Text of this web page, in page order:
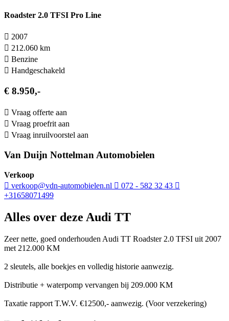
Roadster 2.0 TFSI Pro Line
2007
212.060 km
Benzine
Hand­geschakeld
€ 8.950,-
Vraag offerte aan
Vraag proefrit aan
Vraag inruilvoorstel aan
Van Duijn Nottelman Automobielen
Verkoop
verkoop@vdn-automobielen.nl
072 - 582 32 43
+31658071499
Alles over deze Audi TT
Zeer nette, goed onderhouden Audi TT Roadster 2.0 TFSI uit 2007
met 212.000 KM
2 sleutels, alle boekjes en volledig historie aanwezig.
Distributie + waterpomp vervangen bij 209.000 KM
Taxatie rapport T.W.V. €12500,- aanwezig. (Voor verzekering)